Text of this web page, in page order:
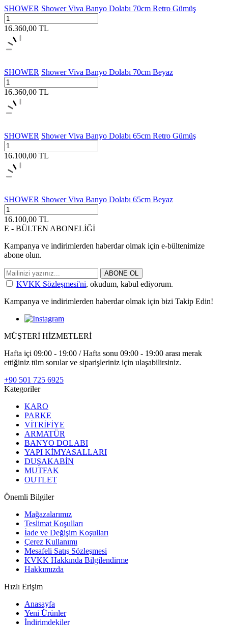
SHOWER Shower Viva Banyo Dolabı 70cm Retro Gümüş
16.360,00 TL
SHOWER Shower Viva Banyo Dolabı 70cm Beyaz
16.360,00 TL
SHOWER Shower Viva Banyo Dolabı 65cm Retro Gümüş
16.100,00 TL
SHOWER Shower Viva Banyo Dolabı 65cm Beyaz
16.100,00 TL
E - BÜLTEN ABONELİĞİ
Kampanya ve indirimlerden haberdar olmak için e-bültenimize
abone olun.
ABONE OL
KVKK Sözleşmesi'ni, okudum, kabul ediyorum.
Kampanya ve indirimlerden haberdar olmak için bizi Takip Edin!
MÜŞTERİ HİZMETLERİ
Hafta içi 09:00 - 19:00 / Hafta sonu 09:00 - 19:00 arası merak
ettiğiniz tüm sorular ve siparişleriniz için ulaşabilirsiniz.
+90 501 725 6925
Kategoriler
KARO
PARKE
VİTRİFİYE
ARMATÜR
BANYO DOLABI
YAPI KİMYASALLARI
DUŞAKABİN
MUTFAK
OUTLET
Önemli Bilgiler
Mağazalarımız
Teslimat Koşulları
İade ve Değişim Koşulları
Çerez Kullanımı
Mesafeli Satış Sözleşmesi
KVKK Hakkında Bilgilendirme
Hakkımızda
Hızlı Erişim
Anasayfa
Yeni Ürünler
İndirimdekiler